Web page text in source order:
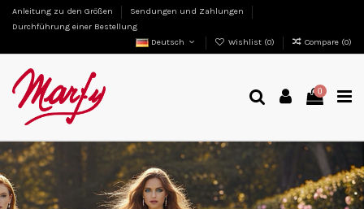
Anleitung zu den Größen
Sendungen und Zahlungen
Durchführung einer Bestellung
Deutsch
Wishlist (0) Compare (0)
0